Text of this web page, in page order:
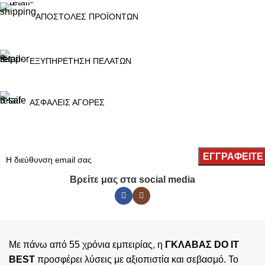
ΑΠΟΣΤΟΛΕΣ ΠΡΟΪΟΝΤΩΝ
ΕΞΥΠΗΡΕΤΗΣΗ ΠΕΛΑΤΩΝ
ΑΣΦΑΛΕΙΣ ΑΓΟΡΕΣ
Βρείτε μας στα social media
Με πάνω από 55 χρόνια εμπειρίας, η ΓΚΛΑΒΑΣ DO IT
BEST προσφέρει λύσεις με αξιοπιστία και σεβασμό. Το